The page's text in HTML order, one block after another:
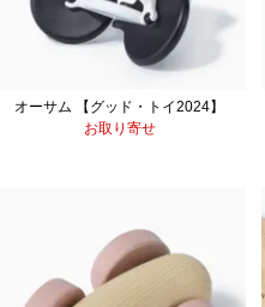
オーサム 【グッド・トイ2024】
お取り寄せ